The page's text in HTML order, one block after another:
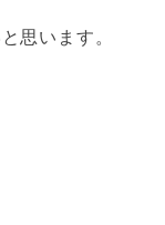
思います。